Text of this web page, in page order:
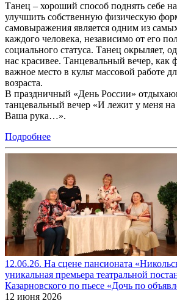
Танец – хороший способ поднять себе
улучшить собственную физическую
самовыражения является одним из
каждого человека, независимо от его
социального статуса. Танец окрыляет,
нас красивее. Танцевальный вечер, как
важное место в культ массовой работе
возраста.
В праздничный «День России»
танцевальный вечер «И лежит у меня на
Ваша рука…».
Подробнее
12.06.26. На сцене пансионата
уникальная премьера театральной
Казарновского по пьесе «Дочь по
12 июня 2026